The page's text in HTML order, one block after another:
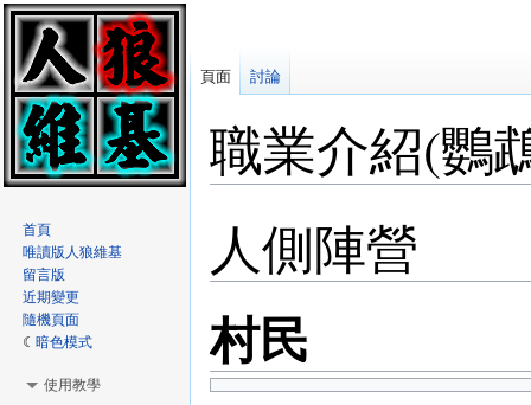
職業介紹(鸚
導
搜人側陣營
村民
頁面 討論
首頁
唯讀版人狼維基
留言版
近期變更
隨機頁面
暗色模式
使用教學